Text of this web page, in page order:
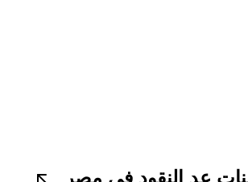
عد النقود في مصر